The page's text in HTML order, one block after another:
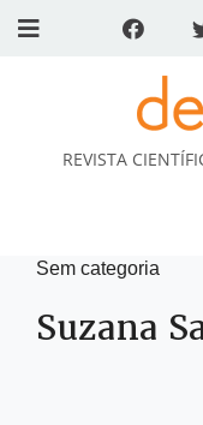
REVISTA
Sem categoria
Suzana